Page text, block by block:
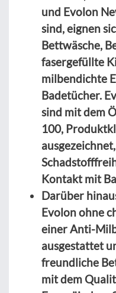
und Evolon
sind, eignen
Bettwäsche,
fasergefüllte
milbendichte
Badetücher.
sind mit dem
100,
Kontakt mit
Darüber
Evolon ohne
einer Anti-
ausgestattet
freundliche
mit dem